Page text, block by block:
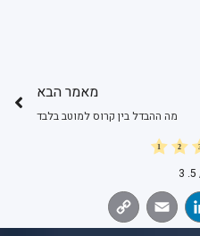
מאמר הבא
מה ההבדל בין קרוס למוטב בלבד
3
LinkedIn
Email
Link